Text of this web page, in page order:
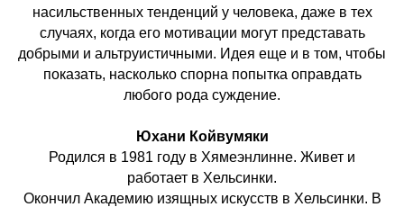
насильственных тенденций у человека, даже в тех
случаях, когда его мотивации могут представать
добрыми и альтруистичными. Идея еще и в том, чтобы
показать, насколько спорна попытка оправдать
любого рода суждение.
Юхани Койвумяки
Родился в 1981 году в Хямеэнлинне. Живет и
работает в Хельсинки.
Окончил Академию изящных искусств в Хельсинки. В